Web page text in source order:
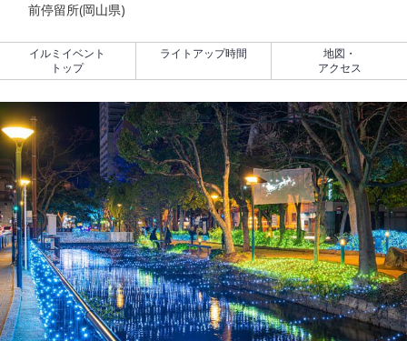
前停留所(岡山県)
イルミイベント
トップ
ライトアップ時間
地図・
アクセス